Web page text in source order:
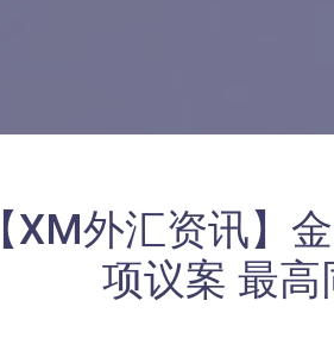
【XM外汇资讯】
项议案 最高